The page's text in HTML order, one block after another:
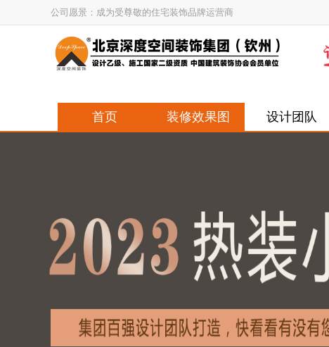
公司愿景：成为受尊敬的住宅装饰品牌运营商
首页 装修效果图 设计团队